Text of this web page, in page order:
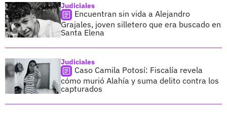
Judiciales
Encuentran sin vida a Alejandro
Grajales, joven silletero que era buscado en
Santa Elena
Judiciales
Caso Camila Potosí: Fiscalía revela
cómo murió Alahía y suma delito contra los
capturados